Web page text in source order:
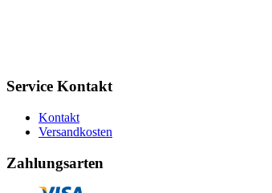
Service Kontakt
Kontakt
Versandkosten
Zahlungsarten